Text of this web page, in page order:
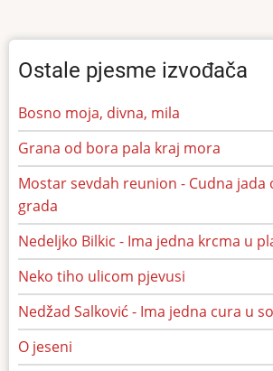
Ostale pjesme izvođača
Bosno moja, divna, mila
Grana od bora pala kraj mora
Mostar sevdah reunion - Cudna jada
grada
Nedeljko Bilkic - Ima jedna krcma u
Neko tiho ulicom pjevusi
Nedžad Salković - Ima jedna cura u
O jeseni